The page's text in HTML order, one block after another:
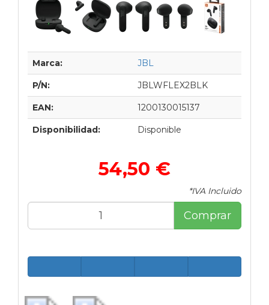
Marca: JBL
P/N: JBLWFLEX2BLK
EAN: 1200130015137
Disponibilidad: Disponible
54,50 €
*IVA Incluido
Comprar